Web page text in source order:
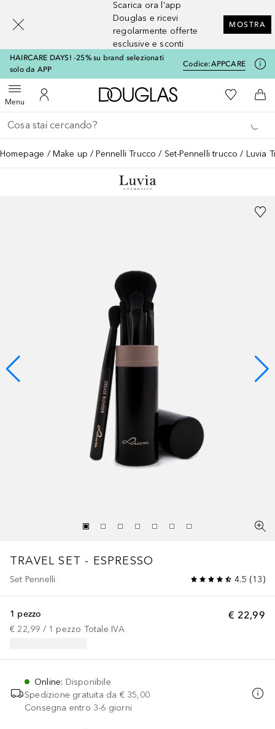
Scarica ora l'app
Douglas e ricevi
regolarmente offerte
esclusive e sconti
MOSTRA
HAIRCARE DAYS! -25% su brand selezionati
solo da APP
Codice:APPCARE
MenuApri menuAl Mio Account
A Douglas HomeAlla Mia
Al
Torna indietro
Esegui ricerca
Homepage Make up Pennelli Trucco Set-Pennelli trucco Luvia
TRAVEL SET - ESPRESSO
Set Pennelli 4.5 (13)
€ 22,99
1 pezzo
€ 22,99 / 1 pezzo Totale IVA
Online: Disponibile
Spedizione gratuita da € 35,00
Consegna entro 3-6 giorni
[navigation.slideout.screenreader]